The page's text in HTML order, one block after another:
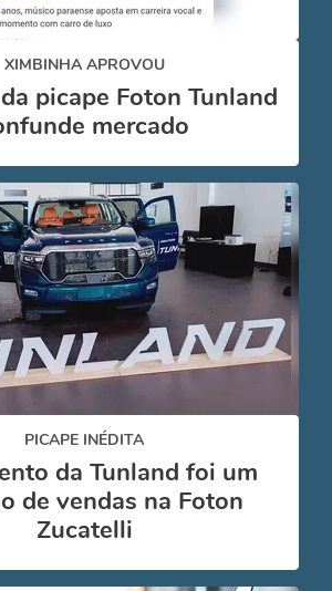
XIMBINHA APROVOU
picape Foton Tunland
mercado
PICAPE INÉDITA
da Tunland foi um
de vendas na Foton
Zucatelli